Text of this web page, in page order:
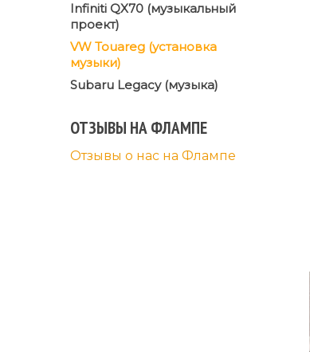
Infiniti QX70 (музыкальный
проект)
VW Touareg (установка
музыки)
Subaru Legacy (музыка)
ОТЗЫВЫ НА ФЛАМПЕ
Отзывы о нас на Флампе